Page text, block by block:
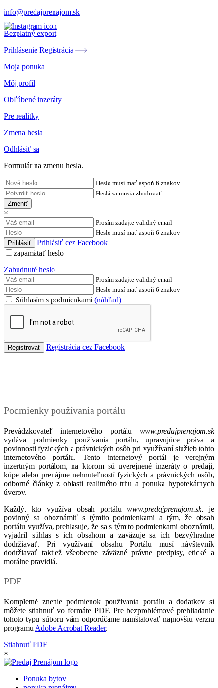
info@predajprenajom.sk
Bezplatný export
Prihlásenie Registrácia
Moja ponuka
Môj profil
Obľúbené inzeráty
Pre realitky
Zmena hesla
Odhlásiť sa
Formulár na zmenu hesla.
Heslo musí mať aspoň 6 znakov
Heslá sa musia zhodovať
Zmeniť
×
Prosím zadajte validný email
Heslo musí mať aspoň 6 znakov
Prihlásiť cez Facebook
zapamätať heslo
Zabudnuté heslo
Prosím zadajte validný email
Heslo musí mať aspoň 6 znakov
Súhlasím s podmienkami (náhľad)
Registrácia cez Facebook
Podmienky používania portálu
Prevádzkovateľ internetového portálu www.predajprenajom.sk
vydáva podmienky používania portálu, upravujúce práva a
povinnosti fyzických a právnických osôb pri využívaní služieb tohto
internetového portálu. Tento internetový portál je verejným
inzertným portálom, na ktorom sú uverejnené inzeráty o predaji,
kúpe alebo prenájme nehnuteľností fyzických a právnických osôb,
odborné články z oblasti realitného trhu a ponuka hypotekárnych
úverov.
Každý, kto využíva obsah portálu www.predajprenajom.sk, je
povinný sa oboznámiť s týmito podmienkami a tým, že obsah
portálu využíva, prehlasuje, že sa s týmito podmienkami oboznámil,
vyjadril súhlas s ich obsahom a zaväzuje sa ich bezvýhradne
dodržiavať. Pri využívaní obsahu Portálu musí návštevník
dodržiavať taktiež všeobecne záväzné právne predpisy, etické a
morálne pravidlá.
PDF
Kompletné znenie podmienok používania portálu a dodatkov si
môžete stiahnuť vo formáte PDF. Pre bezproblémové prehliadanie
tohoto typu súboru vám odporúčame nainštalovať najnovšiu verziu
programu Adobe Acrobat Reader.
Stiahnuť PDF
×
Ponuka bytov